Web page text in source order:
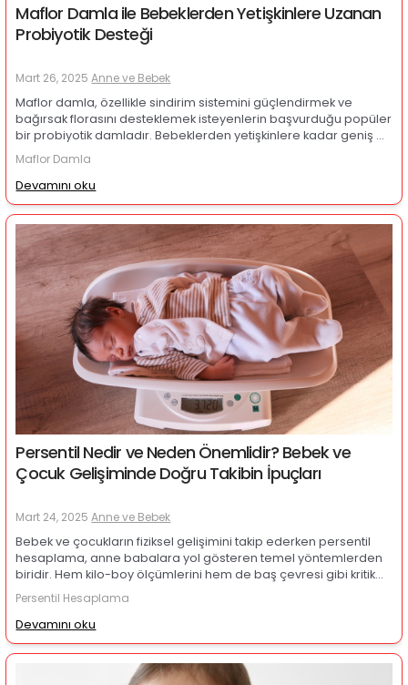
Maflor Damla ile Bebeklerden Yetişkinlere Uzanan
Probiyotik Desteği
Mart 26, 2025 Anne ve Bebek
Maflor damla, özellikle sindirim sistemini güçlendirmek ve
bağırsak florasını desteklemek isteyenlerin başvurduğu popüler
bir probiyotik damladır. Bebeklerden yetişkinlere kadar geniş bir
kullanıcı kitlesine hitap eden bu ürün, gaz, kolik ve genel sindirim
rahatsızlıklarının hafifletilmesinde etkili olabilir. Aynı zamanda
bağışıklık sisteminin güçlenmesine katkıda bulunan maflor
damla, plus versiyonuyla da ek destek sunar. Bu yazıda, maflor
damla nedir, ne işe yarar ve nasıl kullanılır gibi pek çok sorunun
yanıtını detaylıca ele alacağız.
Maflor Damla
Devamını oku
Persentil Nedir ve Neden Önemlidir? Bebek ve
Çocuk Gelişiminde Doğru Takibin İpuçları
Mart 24, 2025 Anne ve Bebek
Bebek ve çocukların fiziksel gelişimini takip ederken persentil
hesaplama, anne babalara yol gösteren temel yöntemlerden
biridir. Hem kilo-boy ölçümlerini hem de baş çevresi gibi kritik
parametreleri değerlendirerek çocuğun yaşıtlarına göre
gelişim düzeyini anlamaya yardımcı olur. Bu yazıda persentilin
ne olduğunu, neden önemli olduğunu, hangi değerlerin normal
kabul edildiğini ve persentil hesaplama nasıl yapılır sorusunun
yanıtını kapsamlı bir şekilde ele alacağız.
Persentil Hesaplama
Devamını oku